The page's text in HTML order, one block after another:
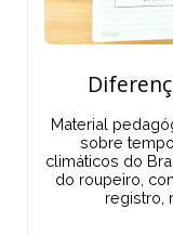
Material
sobre
climáticos do
do roupeiro,
registro,